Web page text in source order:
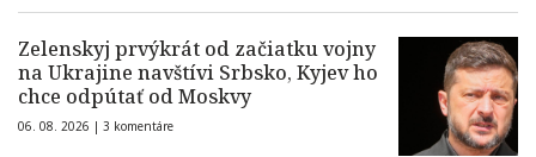
Zelenskyj prvýkrát od začiatku vojny
na Ukrajine navštívi Srbsko, Kyjev ho
chce odpútať od Moskvy
06. 08. 2026 | 3 komentáre